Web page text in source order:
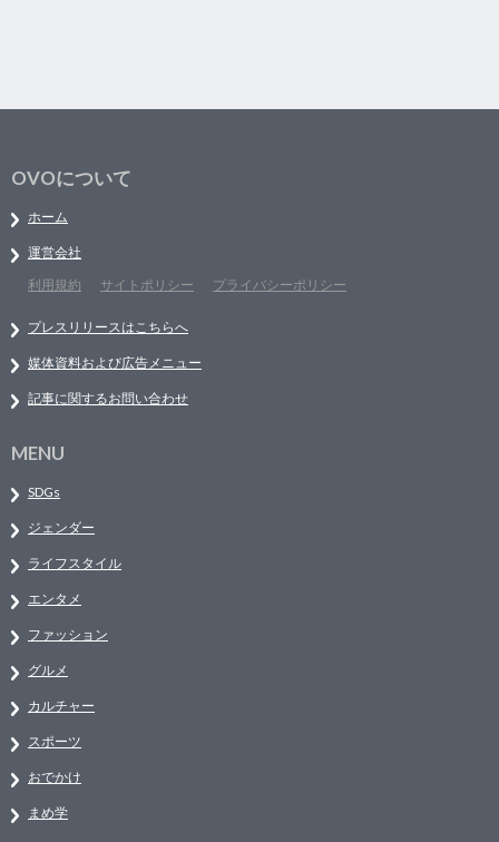
OVOについて
ホーム
運営会社
利用規約
サイトポリシー プライバシーポリシー
プレスリリースはこちらへ
媒体資料および広告メニュー
記事に関するお問い合わせ
MENU
SDGs
ジェンダー
ライフスタイル
エンタメ
ファッション
グルメ
カルチャー
スポーツ
おでかけ
まめ学